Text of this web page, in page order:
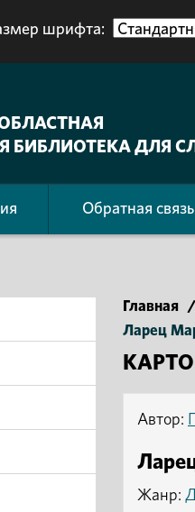
шрифта:
БИБЛИОТЕКА ДЛЯ
Обратная связь
Главная /
Ларец
Автор:
Жанр: